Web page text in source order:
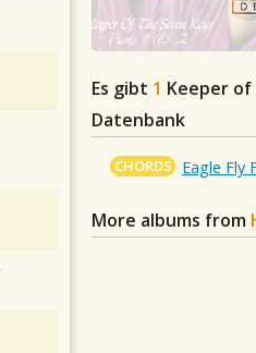
Es gibt 1 Keeper of
Datenbank
CHORDS Eagle Fly
More albums from